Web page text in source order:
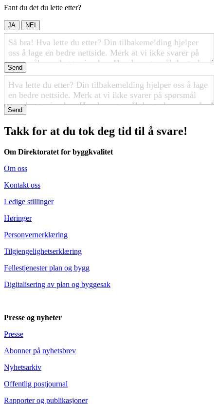
Fant du det du lette etter?
JA NEI
Send
Send
Takk for at du tok deg tid til å svare!
Om Direktoratet for byggkvalitet
Om oss
Kontakt oss
Ledige stillinger
Høringer
Personvernerklæring
Tilgjengelighetserklæring
Fellestjenester plan og bygg
Digitalisering av plan og byggesak
Presse og nyheter
Presse
Abonner på nyhetsbrev
Nyhetsarkiv
Offentlig postjournal
Rapporter og publikasjoner